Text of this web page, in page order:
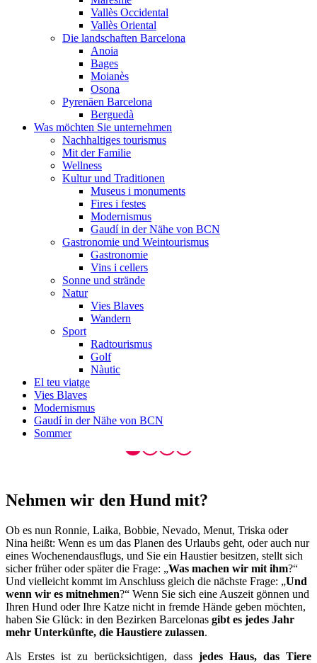
Vallès Occidental
Vallès Oriental
Die landschaften Barcelona
Anoia
Bages
Moianès
Osona
Pyrenäen Barcelona
Berguedà
Was möchten Sie unternehmen
Nachhaltiges tourismus
Mit der Familie
Wellness
Kultur und Traditionen
Museus i monuments
Fires i festes
Modernismus
Gaudí in der Nähe von BCN
Gastronomie und Weintourismus
Gastronomie
Vins i cellers
Sonne und strände
Natur
Vies Blaves
Wandern
Sport
Radtourismus
Golf
Nàutic
El teu viatge
Vies Blaves
Modernismus
Gaudí in der Nähe von BCN
Sommer
Nehmen wir den Hund mit?
Ob es nun Ronnie, Laika, Bobbie, Nevado, Menut, Triska oder
Nina heißt: Wenn es um das Planen des Urlaubs geht, oder auch nur
eines Wochenendausflugs, und Sie ein Haustier besitzen, stellt sich
sicher früher oder später die Frage: „Was machen wir mit ihm?“
Und vielleicht kommt im Anschluss gleich die nächste Frage: „Und
wenn wir es mitnehmen?“ Wenn Sie sich eine Auszeit gönnen und
Ihren Hund oder Ihre Katze nicht in fremde Hände geben möchten,
haben Sie Glück: in den Bezirken Barcelonas gibt es jedes Jahr
mehr Unterkünfte, die Haustiere zulassen.
Als Erstes ist zu berücksichtigen, dass jedes Haus, das Tiere